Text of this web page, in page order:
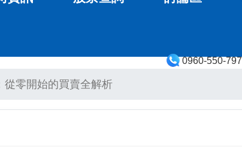
0960-550-797
從零開始的買賣全解析